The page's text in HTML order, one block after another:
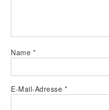
Name *
E-Mail-Adresse *